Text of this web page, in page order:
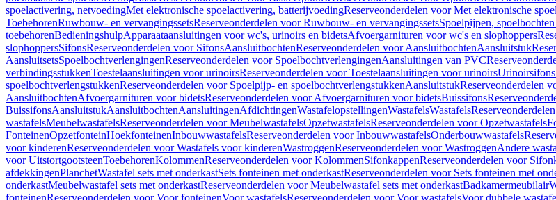
spoelactivering, netvoedingMet elektronische spoelactivering, batterijvoedingReserveonderdelen voor Met elektronische
ToebehorenRuwbouw- en vervangingssetsReserveonderdelen voor Ruwbouw- en vervangingssetsSpoelpijpen,
toebehorenBedieningshulpApparaataansluitingen voor wc's, urinoirs en bidetsAfvoergarnituren voor wc's en slophoppers
slophoppersSifonsReserveonderdelen voor SifonsAansluitbochtenReserveonderdelen voor AansluitbochtenAansluitstuk
AansluitsetsSpoelbochtverlengingenReserveonderdelen voor SpoelbochtverlengingenAansluitingen van PVC
verbindingsstukkenToestelaansluitingen voor urinoirsReserveonderdelen voor Toestelaansluitingen voor urinoirsUrinoirsifons
spoelbochtverlengstukkenReserveonderdelen voor Spoelpijp- en spoelbochtverlengstukkenAansluitstukReserveonderdelen
AansluitbochtenAfvoergarnituren voor bidetsReserveonderdelen voor Afvoergarnituren voor bidetsBuissifons
BuissifonsAansluitstukAansluitbochtenAansluitingenAfdichtingenWastafelopstellingenWastafelsWastafels
wastafelsMeubelwastafelsReserveonderdelen voor MeubelwastafelsOpzetwastafelsReserveonderdelen voor Opzetwastafels
FonteinenOpzetfonteinHoekfonteinenInbouwwastafelsReserveonderdelen voor InbouwwastafelsOnderbouwwastafels
voor kinderenReserveonderdelen voor Wastafels voor kinderenWastroggenReserveonderdelen voor WastroggenAndere
voor UitstortgootsteenToebehorenKolommenReserveonderdelen voor KolommenSifonkappenReserveonderdelen voor
afdekkingenPlanchetWastafel sets met onderkastSets fonteinen met onderkastReserveonderdelen voor Sets fonteinen met
onderkastMeubelwastafel sets met onderkastReserveonderdelen voor Meubelwastafel sets met onderkastBadkamermeubilair
fonteinenReserveonderdelen voor Voor fonteinenVoor wastafelsReserveonderdelen voor Voor wastafelsVoor dubbele